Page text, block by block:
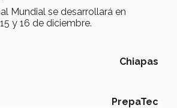
Mundial se desarrollará en
y 16 de diciembre.
Chiapas
PrepaTec